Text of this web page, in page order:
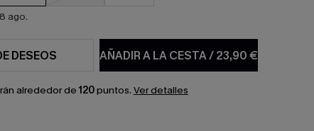
ago.
AÑADIR A LA CESTA/23,90 €
DESEOS
alrededor de 120puntos. Ver detalles